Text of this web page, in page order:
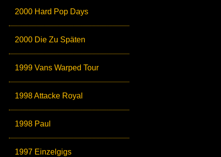
2000 Hard Pop Days
2000 Die Zu Späten
1999 Vans Warped Tour
1998 Attacke Royal
1998 Paul
1997 Einzelgigs